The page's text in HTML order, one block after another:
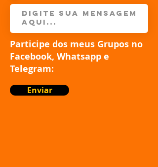
Participe dos meus Grupos no
Facebook, Whatsapp e
Telegram:
Enviar